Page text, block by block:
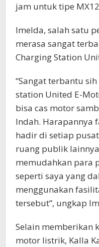
jam untuk tipe
Imelda, salah satu
merasa sangat
Charging Station
“Sangat terbantu
station United E-
bisa cas motor
Indah. Harapannya
hadir di setiap
ruang publik
memudahkan para
seperti saya yang
menggunakan
tersebut”, ungkap
Selain memberikan
motor listrik, Kalla